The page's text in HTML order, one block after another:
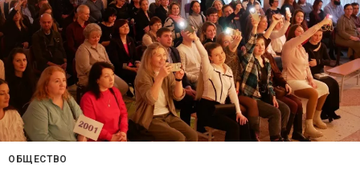
ОБЩЕСТВО